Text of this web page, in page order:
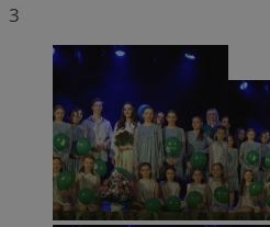
3